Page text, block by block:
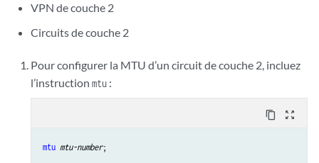
VPN de couche 2
Circuits de couche 2
Pour configurer la MTU d’un circuit de couche 2, incluez
l’instructionmtu :
content_copy zoom_out_map
mtu mtu-number